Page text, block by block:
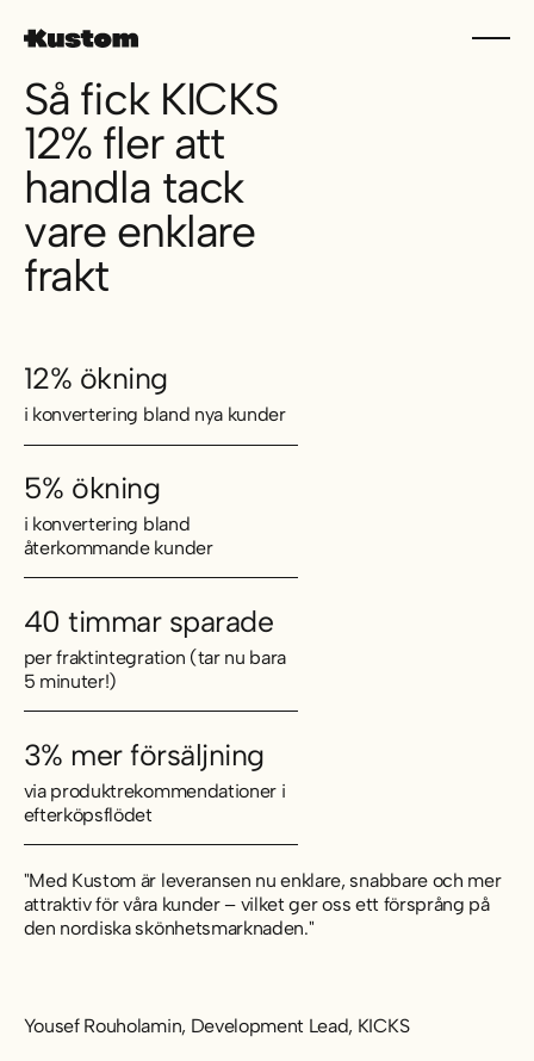
Så fick KICKS
12% fler att
handla tack
vare enklare
frakt
12% ökning
i konvertering bland nya kunder
5% ökning
i konvertering bland
återkommande kunder
40 timmar sparade
per fraktintegration (tar nu bara
5 minuter!)
3% mer försäljning
via produktrekommendationer i
efterköpsflödet
"Med Kustom är leveransen nu enklare, snabbare och mer
attraktiv för våra kunder – vilket ger oss ett försprång på
den nordiska skönhetsmarknaden."
Yousef Rouholamin, Development Lead, KICKS